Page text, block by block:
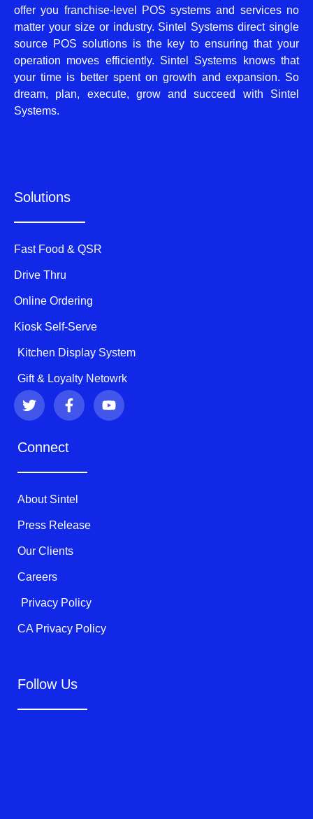
offer you franchise-level POS systems and services no
matter your size or industry. Sintel Systems direct single
source POS solutions is the key to ensuring that your
operation moves efficiently. Sintel Systems knows that
your time is better spent on growth and expansion. So
dream, plan, execute, grow and succeed with Sintel
Systems.
Solutions
Fast Food & QSR
Drive Thru
Online Ordering
Kiosk Self-Serve
Kitchen Display System
Gift & Loyalty Netowrk
T
w
i
t
F
a
c
b
k
-
f
Y
o
u
Connect
About Sintel
Press Release
Our Clients
Careers
Privacy Policy
CA Privacy Policy
Follow Us